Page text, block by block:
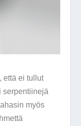
että ei tullut
serpentiinejä
myös